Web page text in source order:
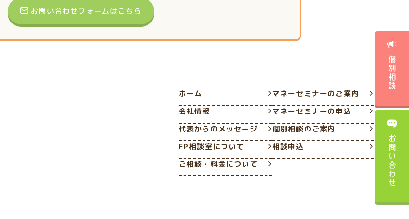
個別相談
お問い合わせ
お問い合わせフォームはこちら
ホーム
会社情報
代表からのメッセージ
FP相談室について
ご相談・料金について
マネーセミナーのご案内
マネーセミナーの申込
個別相談のご案内
相談申込